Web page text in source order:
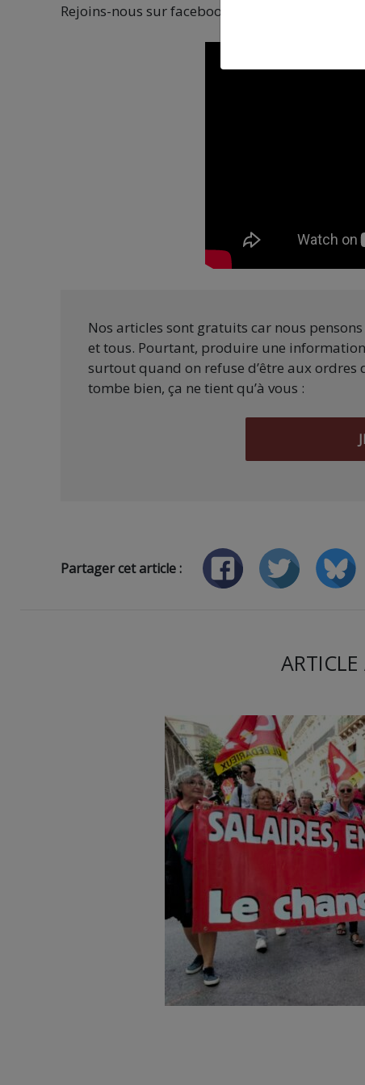
Rejoins-nous sur facebook, instagram, spotify,
Nos articles sont gratuits car nous
et tous. Pourtant, produire une
surtout quand on refuse d’être aux ordres
tombe bien, ça ne tient qu’à vous :
Partager cet article :